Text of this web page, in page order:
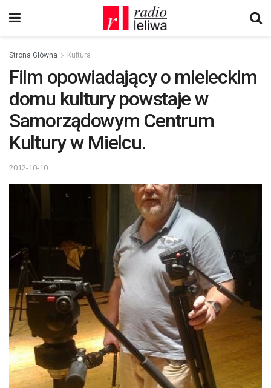
Strona Główna Kultura
Film opowiadający o mieleckim
domu kultury powstaje w
Samorządowym Centrum
Kultury w Mielcu.
2012-10-10